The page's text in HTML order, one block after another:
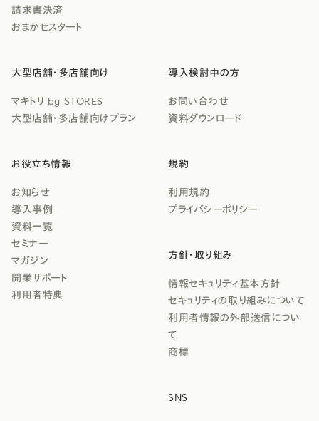
請求書決済
おまかせスタート
大型店舗・多店舗向け
マキトリ by STORES
大型店舗・多店舗向けプラン
お役立ち情報
お知らせ
導入事例
資料一覧
セミナー
マガジン
開業サポート
利用者特典
導入検討中の方
お問い合わせ
資料ダウンロード
規約
利用規約
プライバシーポリシー
方針・取り組み
情報セキュリティ基本方針
セキュリティの取り組みについて
利用者情報の外部送信につい
て
商標
SNS